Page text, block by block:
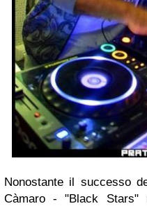
Nonostante il successo
Càmaro - "Black